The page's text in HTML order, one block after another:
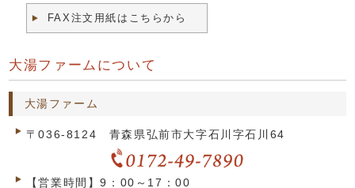
FAX注文用紙はこちらから
大湯ファームについて
大湯ファーム
〒036-8124 青森県弘前市大字石川字石川64
【営業時間】9：00～17：00